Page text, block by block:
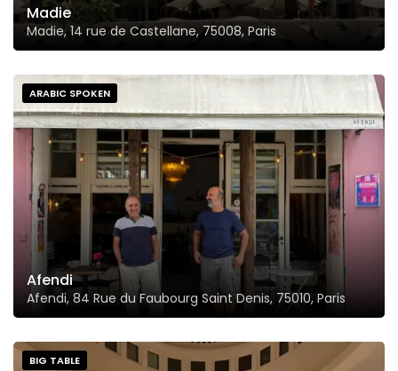
Madie
Madie, 14 rue de Castellane, 75008, Paris
ARABIC SPOKEN
Afendi
Afendi, 84 Rue du Faubourg Saint Denis, 75010, Paris
BIG TABLE